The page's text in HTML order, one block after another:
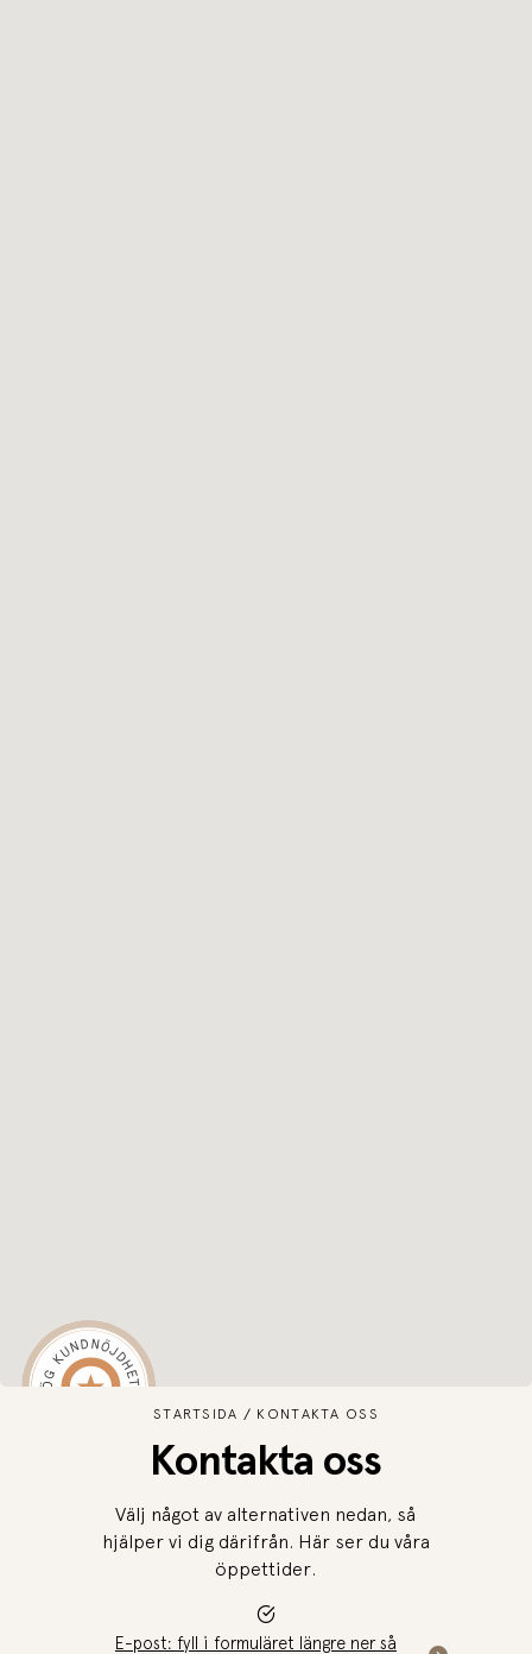
STARTSIDA KONTAKTA OSS
Kontakta oss
Välj något av alternativen nedan, så
hjälper vi dig därifrån. Här ser du våra
öppettider
E-post: fyll i formuläret längre ner så